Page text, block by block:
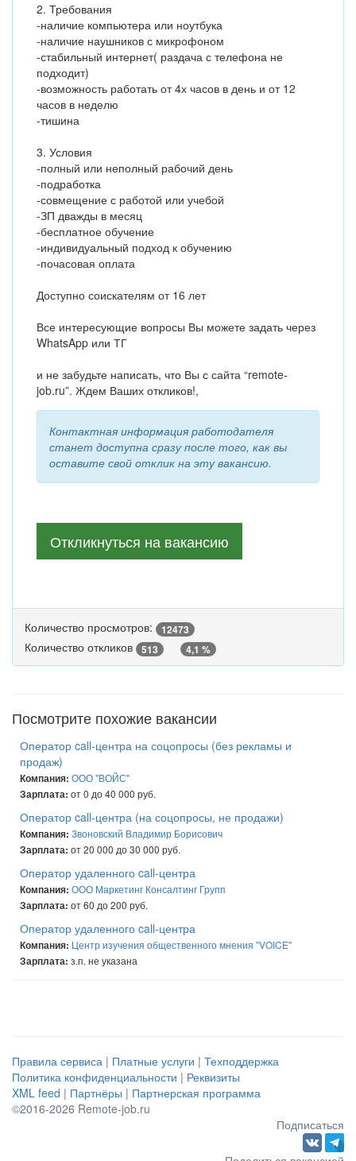
2. Требования
-наличие компьютера или ноутбука
-наличие наушников с микрофоном
-стабильный интернет( раздача с телефона не
подходит)
-возможность работать от 4х часов в день и от 12
часов в неделю
-тишина
3. Условия
-полный или неполный рабочий день
-подработка
-совмещение с работой или учебой
-ЗП дважды в месяц
-бесплатное обучение
-индивидуальный подход к обучению
-почасовая оплата
Доступно соискателям от 16 лет
Все интересующие вопросы Вы можете задать через
WhatsApp или ТГ
и не забудьте написать, что Вы с сайта “remote-
job.ru”. Ждем Ваших откликов!,
Контактная информация работодателя
станет доступна сразу после того, как вы
оставите свой отклик на эту вакансию.
Откликнуться на вакансию
Количество просмотров: 12473
Количество откликов 513 4,1 %
Посмотрите похожие вакансии
Оператор call-центра на соцопросы (без рекламы и
продаж)
Компания: ООО "ВОЙС"
Зарплата: от 0 до 40 000 руб.
Оператор call-центра (на соцопросы, не продажи)
Компания: Звоновский Владимир Борисович
Зарплата: от 20 000 до 30 000 руб.
Оператор удаленного call-центра
Компания: ООО Маркетинг Консалтинг Групп
Зарплата: от 60 до 200 руб.
Оператор удаленного call-центра
Компания: Центр изучения общественного мнения "VOICE"
Зарплата: з.п. не указана
Правила сервиса | Платные услуги | Техподдержка
Политика конфиденциальности | Реквизиты
XML feed | Партнёры | Партнерская программа
©2016-2026 Remote-job.ru
Подписаться